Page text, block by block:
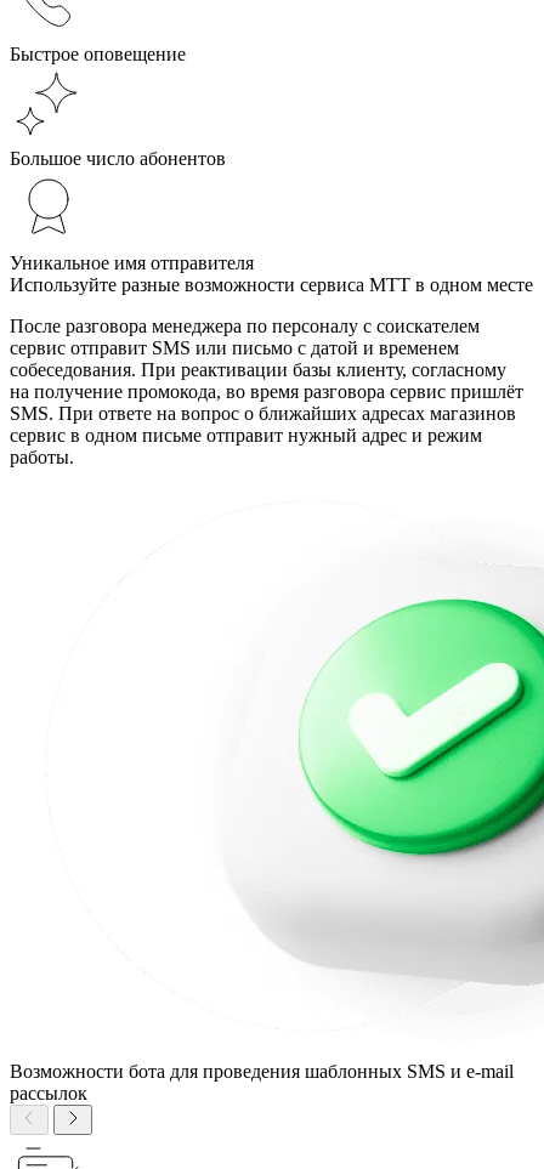
Быстрое оповещение
Большое число абонентов
Уникальное имя отправителя
Используйте разные возможности сервиса МТТ в одном месте
После разговора менеджера по персоналу с соискателем
сервис отправит SMS или письмо с датой и временем
собеседования. При реактивации базы клиенту, согласному
на получение промокода, во время разговора сервис пришлёт
SMS. При ответе на вопрос о ближайших адресах магазинов
сервис в одном письме отправит нужный адрес и режим
работы.
Возможности бота для проведения шаблонных SMS и e-mail
рассылок